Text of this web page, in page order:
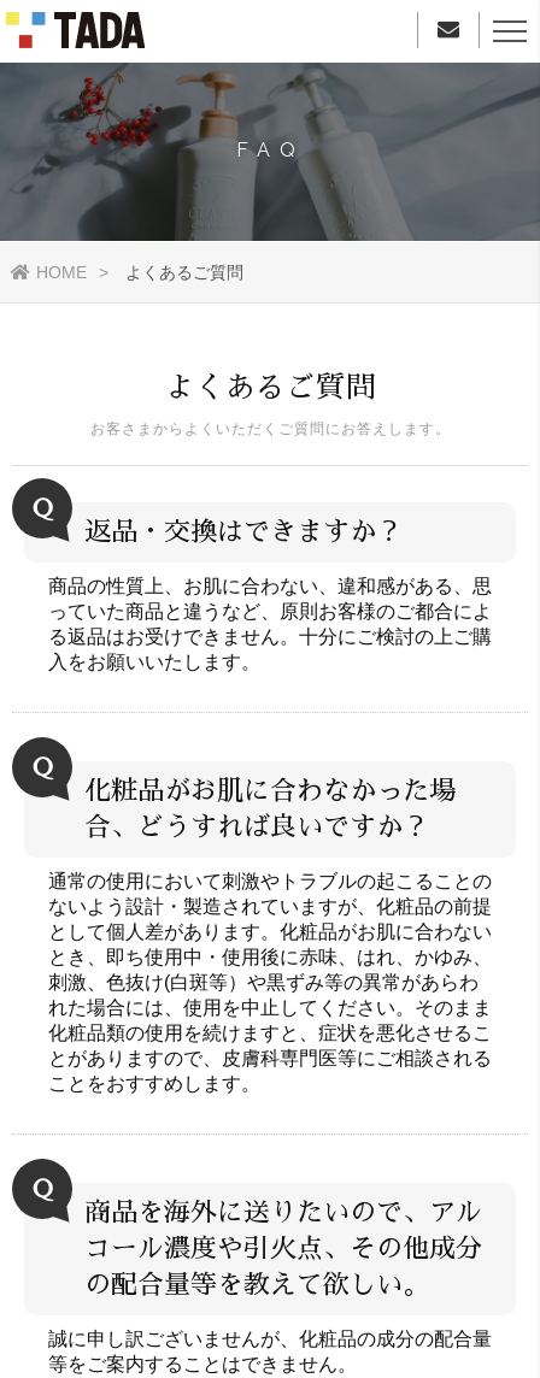
FAQ
HOME よくあるご質問
よくあるご質問
お客さまからよくいただくご質問にお答えします。
Ｑ
返品・交換はできますか？
商品の性質上、お肌に合わない、違和感がある、思
っていた商品と違うなど、原則お客様のご都合によ
る返品はお受けできません。十分にご検討の上ご購
入をお願いいたします。
Ｑ
化粧品がお肌に合わなかった場
合、どうすれば良いですか？
通常の使用において刺激やトラブルの起こることの
ないよう設計・製造されていますが、化粧品の前提
として個人差があります。化粧品がお肌に合わない
とき、即ち使用中・使用後に赤味、はれ、かゆみ、
刺激、色抜け(白斑等）や黒ずみ等の異常があらわ
れた場合には、使用を中止してください。そのまま
化粧品類の使用を続けますと、症状を悪化させるこ
とがありますので、皮膚科専門医等にご相談される
ことをおすすめします。
Ｑ
商品を海外に送りたいので、アル
コール濃度や引火点、その他成分
の配合量等を教えて欲しい。
誠に申し訳ございませんが、化粧品の成分の配合量
等をご案内することはできません。